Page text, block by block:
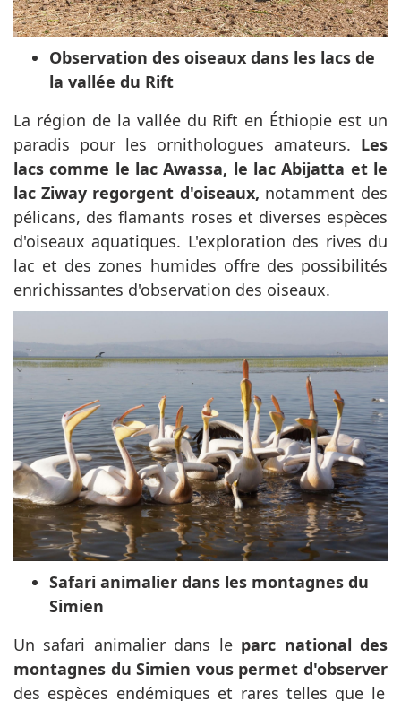
Observation des oiseaux dans les lacs de
la vallée du Rift
La région de la vallée du Rift en Éthiopie est un
paradis pour les ornithologues amateurs. Les
lacs comme le lac Awassa, le lac Abijatta et le
lac Ziway regorgent d'oiseaux, notamment des
pélicans, des flamants roses et diverses espèces
d'oiseaux aquatiques. L'exploration des rives du
lac et des zones humides offre des possibilités
enrichissantes d'observation des oiseaux.
Safari animalier dans les montagnes du
Simien
Un safari animalier dans le parc national des
montagnes du Simien vous permet d'observer
des espèces endémiques et rares telles que le